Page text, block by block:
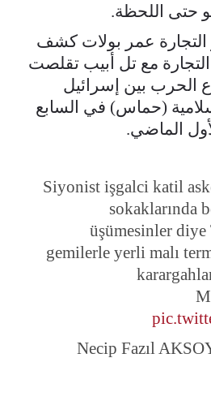
حتى اللحظة.
التجارة عمر بولات كشف
مع تل أبيب تقلصت
الحرب بين إسرائيل
(حماس) في السابع
الماضي.
Siyonist işgalci katil
sokaklarında
üşümesinler
gemilerle yerli malı